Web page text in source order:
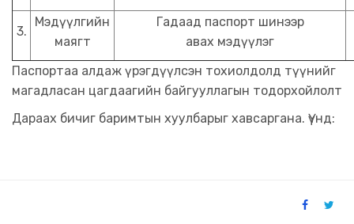
3.
Мэдүүлгийн
маягт
Гадаад паспорт шинээр
авах мэдүүлэг
Паспортаа алдаж үрэгдүүлсэн тохиолдолд түүнийг
магадласан цагдаагийн байгууллагын тодорхойлолт
Дараах бичиг баримтын хуулбарыг хавсаргана. Үүнд: